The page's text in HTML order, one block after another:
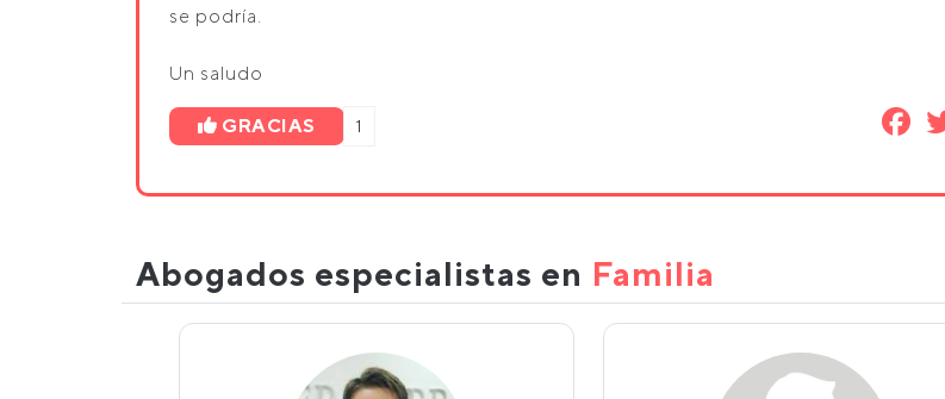
se podría.
Un saludo
GRACIAS 1
Abogados especialistas en Familia